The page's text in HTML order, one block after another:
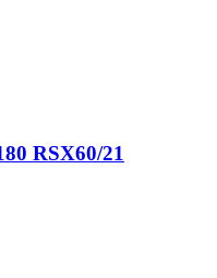
RSX60/21